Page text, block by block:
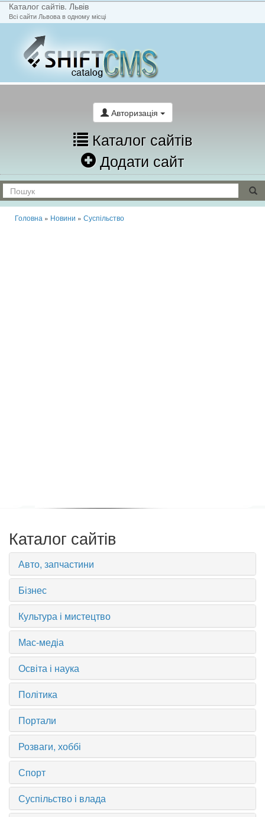
Каталог сайтів. Львів
Всі сайти Львова в одному місці
Авторизація
Каталог сайтів
Додати сайт
Головна » Новини » Суспільство
Каталог сайтів
Авто, запчастини
Бізнес
Культура і мистецтво
Мас-медіа
Освіта і наука
Політика
Портали
Розваги, хоббі
Спорт
Суспільство і влада